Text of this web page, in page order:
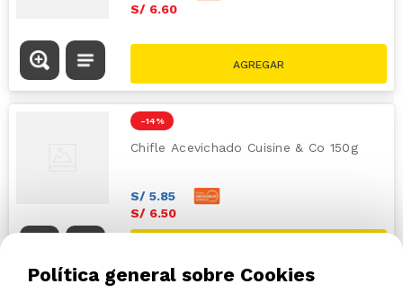
S/ 6.60
-14 %
Chifle Acevichado Cuisine & Co 150g
S/ 5.85
S/ 6.50
S/7.60
Política general sobre Cookies